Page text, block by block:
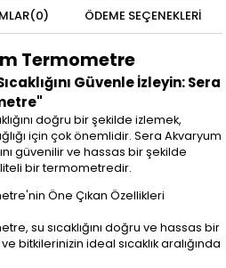
(0) ÖDEME SEÇENEKLERI
Termometre
Güvenle İzleyin: Sera
doğru bir şekilde izlemek,
için çok önemlidir. Sera Akvaryum
güvenilir ve hassas bir şekilde
bir termometredir.
Öne Çıkan Özellikleri
su sıcaklığını doğru ve hassas bir
bitkilerinizin ideal sıcaklık aralığında